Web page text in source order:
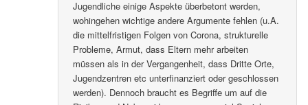
Jugendliche einige Aspekte überbetont werden,
wohingehen wichtige andere Argumente fehlen (u.A.
die mittelfristigen Folgen von Corona, strukturelle
Probleme, Armut, dass Eltern mehr arbeiten
müssen als in der Vergangenheit, dass Dritte Orte,
Jugendzentren etc unterfinanziert oder geschlossen
werden). Dennoch braucht es Begriffe um auf die